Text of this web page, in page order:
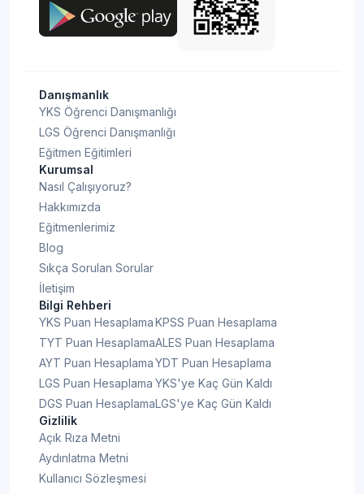
Danışmanlık
YKS Öğrenci Danışmanlığı
LGS Öğrenci Danışmanlığı
Eğitmen Eğitimleri
Kurumsal
Nasıl Çalışıyoruz?
Hakkımızda
Eğitmenlerimiz
Blog
Sıkça Sorulan Sorular
İletişim
Bilgi Rehberi
YKS Puan Hesaplama
TYT Puan Hesaplama
AYT Puan Hesaplama
LGS Puan Hesaplama
DGS Puan Hesaplama
KPSS Puan Hesaplama
ALES Puan Hesaplama
YDT Puan Hesaplama
YKS'ye Kaç Gün Kaldı
LGS'ye Kaç Gün Kaldı
Gizlilik
Açık Rıza Metni
Aydınlatma Metni
Kullanıcı Sözleşmesi